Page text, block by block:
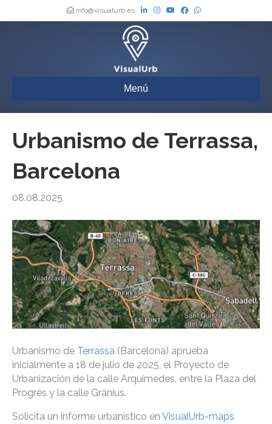
info@visualurb.es
Menú
Urbanismo de Terrassa,
Barcelona
08.08.2025
Urbanismo de Terrassa (Barcelona) aprueba
inicialmente a 18 de julio de 2025, el Proyecto de
Urbanización de la calle Arquímedes, entre la Plaza del
Progrés y la calle Grànius.
Solicita un informe urbanístico en VisualUrb-maps